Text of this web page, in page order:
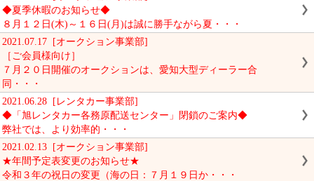
◆夏季休暇のお知らせ◆
８月１２日(木)～１６日(月)は誠に勝手ながら夏・・・
2021.07.17 [オークション事業部]
［ご会員様向け］
７月２０日開催のオークションは、愛知大型ディーラー合
同・・・
2021.06.28 [レンタカー事業部]
◆「旭レンタカー各務原配送センター」閉鎖のご案内◆
弊社では、より効率的・・・
2021.02.13 [オークション事業部]
★年間予定表変更のお知らせ★
令和３年の祝日の変更（海の日：７月１９日か・・・